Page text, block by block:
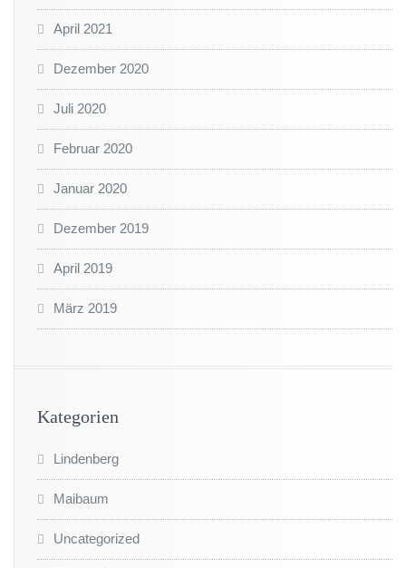
April 2021
Dezember 2020
Juli 2020
Februar 2020
Januar 2020
Dezember 2019
April 2019
März 2019
Kategorien
Lindenberg
Maibaum
Uncategorized